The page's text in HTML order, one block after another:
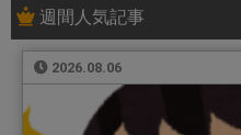
週間人気記事
2026.08.06